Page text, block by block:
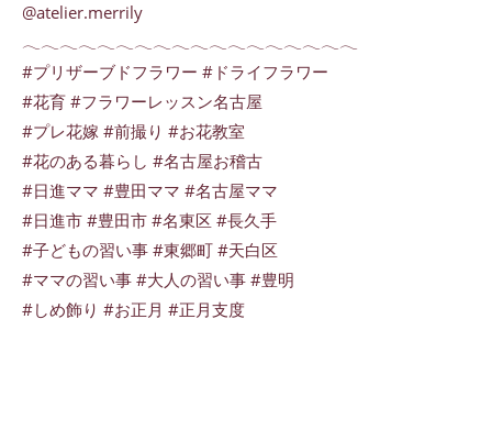
@atelier.merrily
𓂃𓂃𓂃𓂃𓂃𓂃𓂃𓂃𓂃𓂃𓂃𓂃𓂃𓂃𓂃𓂃𓂃𓂃
#プリザーブドフラワー #ドライフラワー
#花育 #フラワーレッスン名古屋
#プレ花嫁 #前撮り #お花教室
#花のある暮らし #名古屋お稽古
#日進ママ #豊田ママ #名古屋ママ
#日進市 #豊田市 #名東区 #長久手
#子どもの習い事 #東郷町 #天白区
#ママの習い事 #大人の習い事 #豊明
#しめ飾り #お正月 #正月支度